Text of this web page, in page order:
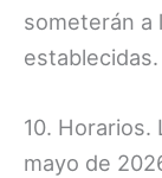
someterán a
establecidas.
10. Horarios.
mayo de